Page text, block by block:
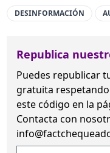
DESINFORMACIÓN
Republica
Puedes republicar
gratuita
este código en la
Contacta con